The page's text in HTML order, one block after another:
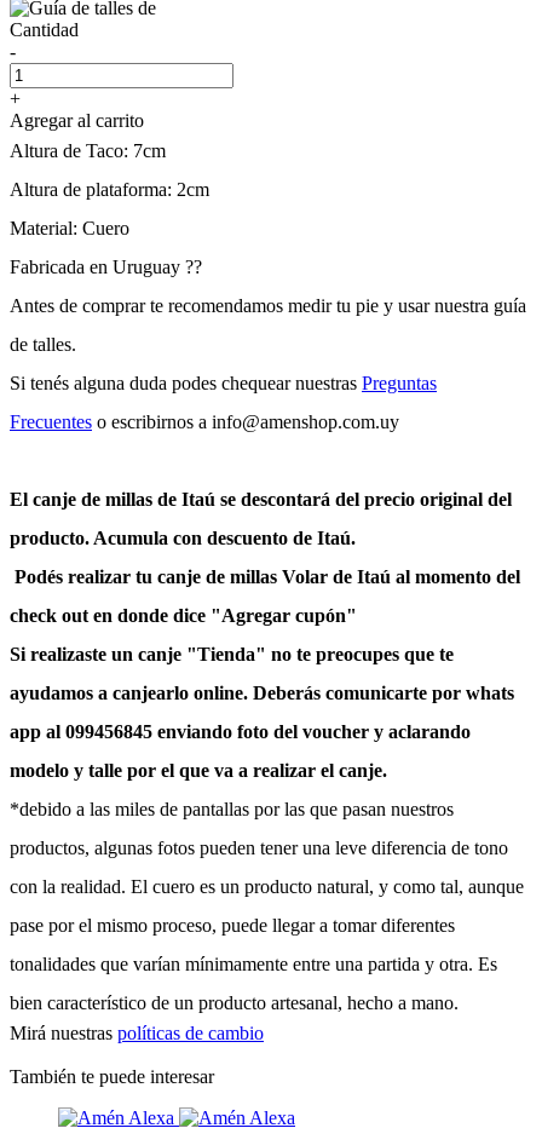
Cantidad
-
+
Agregar al carrito
Altura de Taco: 7cm
Altura de plataforma: 2cm
Material: Cuero
Fabricada en Uruguay ??
Antes de comprar te recomendamos medir tu pie y usar nuestra guía
de talles.
Si tenés alguna duda podes chequear nuestras Preguntas
Frecuentes o escribirnos a info@amenshop.com.uy
El canje de millas de Itaú se descontará del precio original del
producto. Acumula con descuento de Itaú.
Podés realizar tu canje de millas Volar de Itaú al momento del
check out en donde dice "Agregar cupón"
Si realizaste un canje "Tienda" no te preocupes que te
ayudamos a canjearlo online. Deberás comunicarte por whats
app al 099456845 enviando foto del voucher y aclarando
modelo y talle por el que va a realizar el canje.
*debido a las miles de pantallas por las que pasan nuestros
productos, algunas fotos pueden tener una leve diferencia de tono
con la realidad. El cuero es un producto natural, y como tal, aunque
pase por el mismo proceso, puede llegar a tomar diferentes
tonalidades que varían mínimamente entre una partida y otra. Es
bien característico de un producto artesanal, hecho a mano.
Mirá nuestras políticas de cambio
También te puede interesar